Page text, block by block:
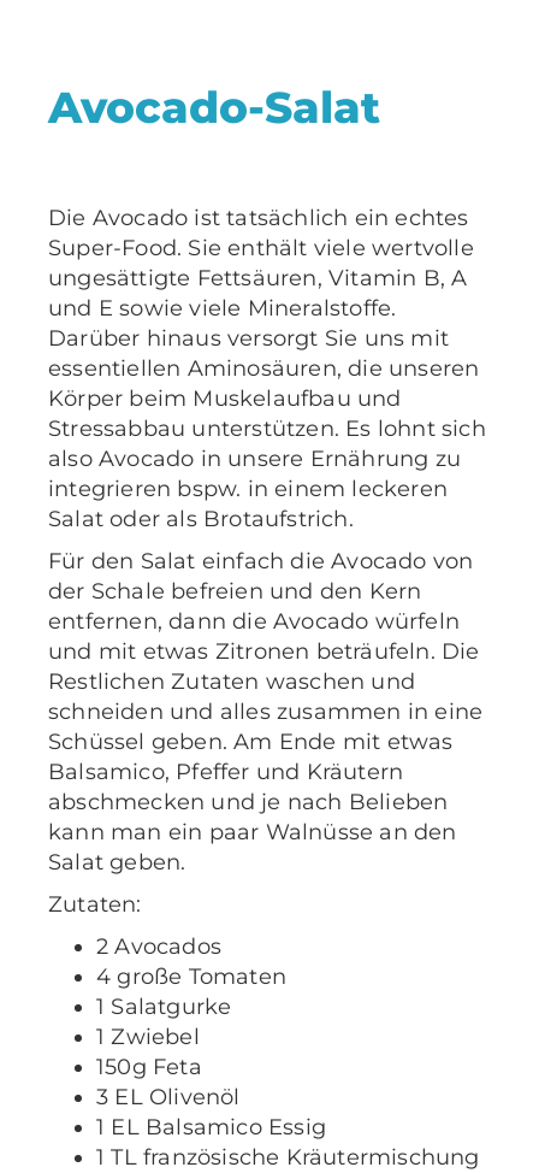
Avocado-Salat
Die Avocado ist tatsächlich ein echtes
Super-Food. Sie enthält viele wertvolle
ungesättigte Fettsäuren, Vitamin B, A
und E sowie viele Mineralstoffe.
Darüber hinaus versorgt Sie uns mit
essentiellen Aminosäuren, die unseren
Körper beim Muskelaufbau und
Stressabbau unterstützen. Es lohnt sich
also Avocado in unsere Ernährung zu
integrieren bspw. in einem leckeren
Salat oder als Brotaufstrich.
Für den Salat einfach die Avocado von
der Schale befreien und den Kern
entfernen, dann die Avocado würfeln
und mit etwas Zitronen beträufeln. Die
Restlichen Zutaten waschen und
schneiden und alles zusammen in eine
Schüssel geben. Am Ende mit etwas
Balsamico, Pfeffer und Kräutern
abschmecken und je nach Belieben
kann man ein paar Walnüsse an den
Salat geben.
Zutaten:
2 Avocados
4 große Tomaten
1 Salatgurke
1 Zwiebel
150g Feta
3 EL Olivenöl
1 EL Balsamico Essig
1 TL französische Kräutermischung